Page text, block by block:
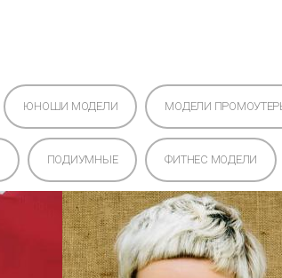
ЮНОШИ МОДЕЛИ МОДЕЛИ
ПОДИУМНЫЕ ФИТНЕС МОДЕЛИ